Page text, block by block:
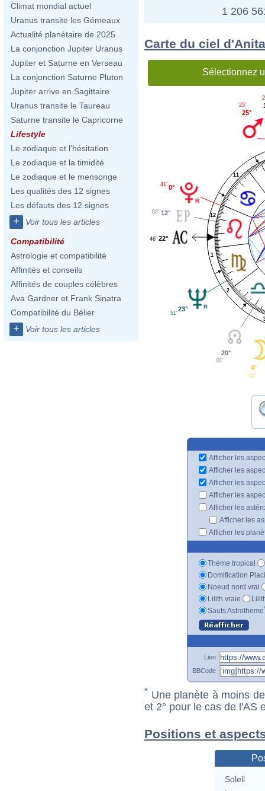
Climat mondial actuel
Uranus transite les Gémeaux
Actualité planétaire de 2025
La conjonction Jupiter Uranus
Jupiter et Saturne en Verseau
La conjonction Saturne Pluton
Jupiter arrive en Sagittaire
Uranus transite le Taureau
Saturne transite le Capricorne
Lifestyle
Le zodiaque et l'hésitation
Le zodiaque et la timidité
Le zodiaque et le mensonge
Les qualités des 12 signes
Les défauts des 12 signes
+ Voir tous les articles
Compatibilité
Astrologie et compatibilité
Affinités et conseils
Affinités de couples célèbres
Ava Gardner et Frank Sinatra
Compatibilité du Bélier
+ Voir tous les articles
1 206
Carte du ciel
Sélectionnez
1
2
11
12
25°
25'
0°
41'
12°
02'
22°
46'
23°
51'
20°
01'
4°
04'
Afficher les
Afficher les
Afficher les
Afficher les
Afficher les
Afficher les
Afficher les
Thème tropical
Domification
Noeud nord vrai
Lilith vraie
Sauts Astrotheme
Lien
BBCode
* Une planète à moins
et 2° pour le cas de l'AS
Positions et
Soleil